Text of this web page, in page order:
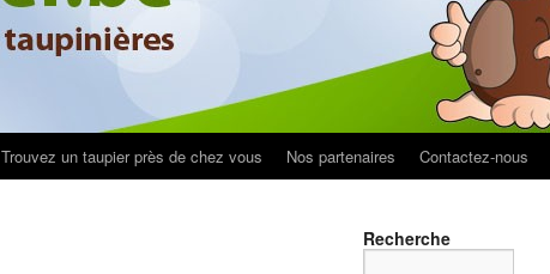
Trouvez un taupier près de chez vous Nos partenaires Contactez-nous
Recherche